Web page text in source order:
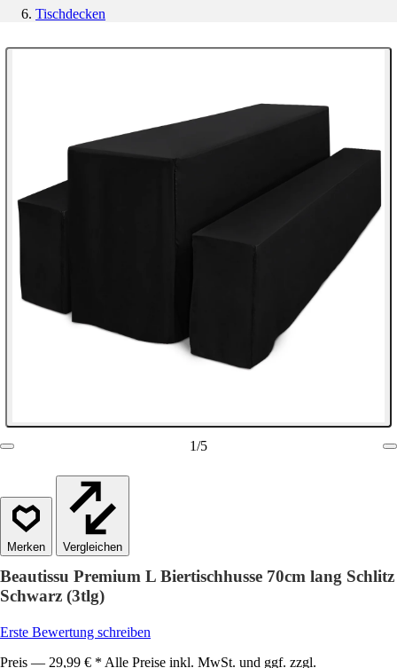
Tischdecken
1/5
Vergleichen
Beautissu Premium L Biertischhusse 70cm lang Schlitz
Schwarz (3tlg)
Erste Bewertung schreiben
Preis — 29,99 € * Alle Preise inkl. MwSt. und ggf. zzgl.